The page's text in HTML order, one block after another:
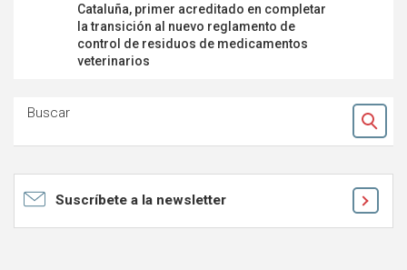
Cataluña, primer acreditado en completar
la transición al nuevo reglamento de
control de residuos de medicamentos
veterinarios
Buscar
Ok
Suscríbete a la newsletter